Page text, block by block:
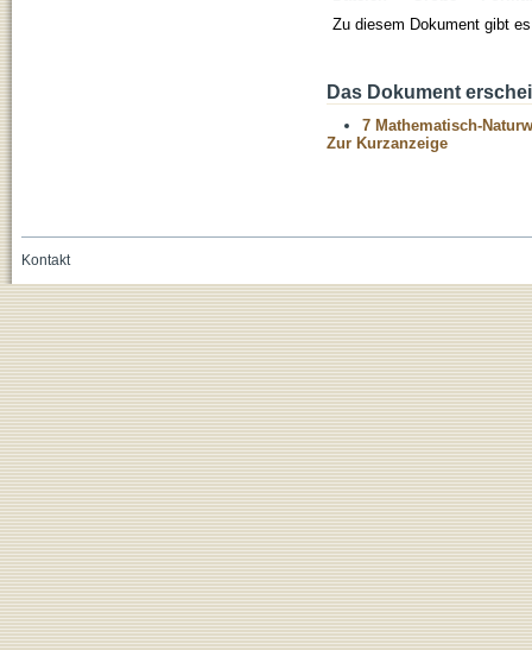
Zu diesem Dokument gibt
Das Dokument
7 Mathematisch-
Zur Kurzanzeige
Kontakt